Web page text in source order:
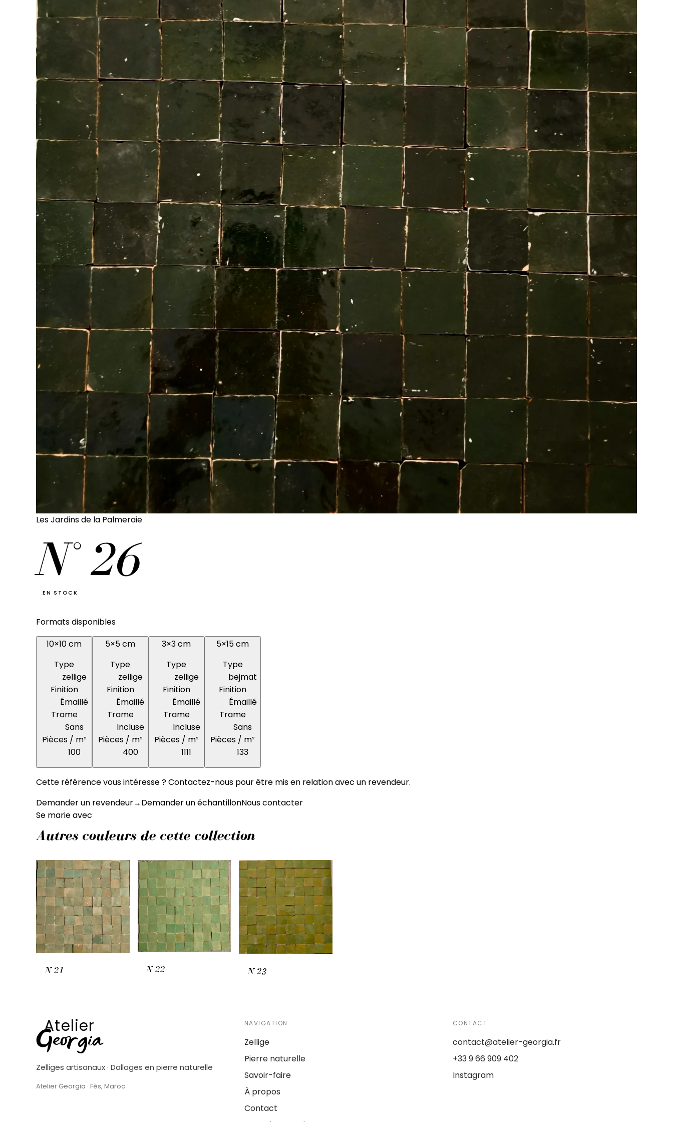
Les Jardins de la Palmeraie
N°26
EN STOCK
Formats disponibles
10×10 cm
Type
zellige
Finition
Émaillé
Trame
Sans
Pièces / m²
100
5×5 cm
Type
zellige
Finition
Émaillé
Trame
Incluse
Pièces / m²
400
3×3 cm
Type
zellige
Finition
Émaillé
Trame
Incluse
Pièces / m²
1111
5×15 cm
Type
bejmat
Finition
Émaillé
Trame
Sans
Pièces / m²
133
Cette référence vous intéresse ? Contactez-nous pour être mis en relation avec un revendeur.
Demander un revendeur→Demander un échantillonNous contacter
Se marie avec
Autres couleurs de cette collection
N21 N22 N 23
Atelier
Georgia
Zelliges artisanaux · Dallages en pierre naturelle
Atelier Georgia · Fès, Maroc
NAVIGATION
Zellige
Pierre naturelle
Savoir-faire
À propos
Contact
CONTACT
contact@atelier-georgia.fr
+33 9 66 909 402
Instagram